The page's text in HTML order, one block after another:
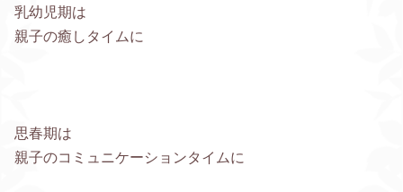
乳幼児期は
親子の癒しタイムに
思春期は
親子のコミュニケーションタイムに